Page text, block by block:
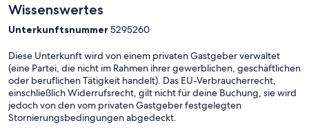
Weitere Informationen:
Jeder Gast erhält frische Handtücher, die Betten sind bei Anreise
14.00 Uhr, die Abreise bis 10 Uhr, da die Wohnung meist direkt im
Anschluss gereinigt und für neue Gäste vorbereitet wird.
Unsere 2-Zimmer-Wohnung "No. 68" (nur zwei Balkone weiter)
finden Sie hier:
Wissenswertes
Unterkunftsnummer5295260
Diese Unterkunft wird von einem privaten Gastgeber verwaltet
(eine Partei, die nicht im Rahmen ihrer gewerblichen, geschäftlichen
oder beruflichen Tätigkeit handelt). Das EU-Verbraucherrecht,
einschließlich Widerrufsrecht, gilt nicht für deine Buchung, sie wird
jedoch von den vom privaten Gastgeber festgelegten
Stornierungsbedingungen abgedeckt.